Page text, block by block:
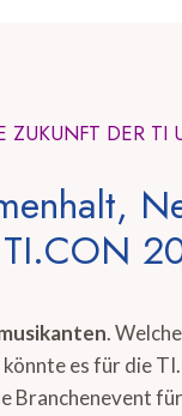
DER TI
.
es für die
Branchenevent